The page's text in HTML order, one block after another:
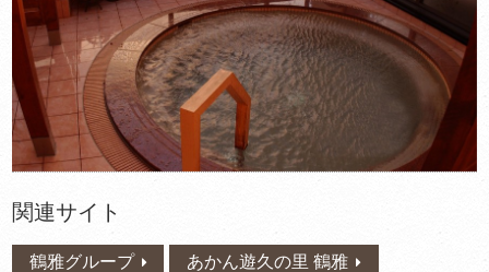
関連サイト
鶴雅グループ あかん遊久の里 鶴雅